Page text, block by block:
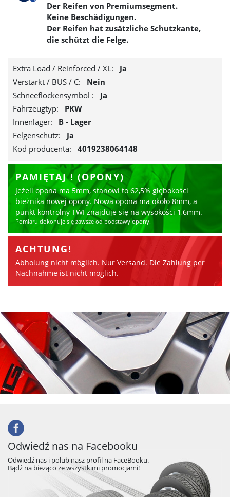
Der Reifen von Premiumsegment.
Keine Beschädigungen.
Der Reifen hat zusätzliche Schutzkante,
die schützt die Felge.
Extra Load / Reinforced / XL:
Ja
Verstärkt / BUS / C:
Nein
Schneeflockensymbol :
Ja
Fahrzeugtyp:
PKW
Innenlager:
B - Lager
Felgenschutz:
Ja
Kod producenta:
4019238064148
PAMIĘTAJ ! (OPONY)
Jeżeli opona ma 5mm, stanowi to 62,5% głębokości
bieżnika nowej opony. Nowa opona ma około 8mm, a
punkt kontrolny TWI znajduje się na wysokości 1,6mm.
Pomiaru dokonuje się zawsze od podstawy opony.
ACHTUNG!
Abholung nicht möglich. Nur Versand. Die Zahlung per
Nachnahme ist nicht möglich.
Odwiedź nas na Facebooku
Odwiedź nas i polub nasz profil na FaceBooku.
Bądź na bieżąco ze wszystkimi promocjami!